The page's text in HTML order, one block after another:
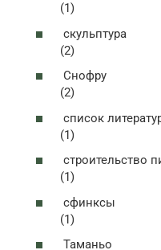
(1)
скульптура
(2)
Снофру
(2)
список
(1)
строительство
(1)
сфинксы
(1)
Таманьо